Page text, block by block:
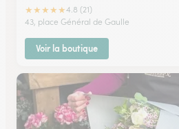
★★★★★4.8 (21)
43, place Général de Gaulle
Voir la boutique